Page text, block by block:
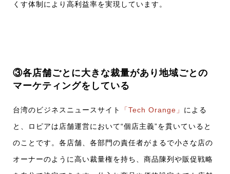
くす体制により高利益率を実現しています。
③各店舗ごとに大きな裁量があり地域ごとの
マーケティングをしている
台湾のビジネスニュースサイト 「Tech Orange」 による
と、ロピアは店舗運営において“個店主義”を貫いていると
のことです。各店舗、各部門の責任者がまるで小さな店の
オーナーのように高い裁量権を持ち、商品陳列や販促戦略